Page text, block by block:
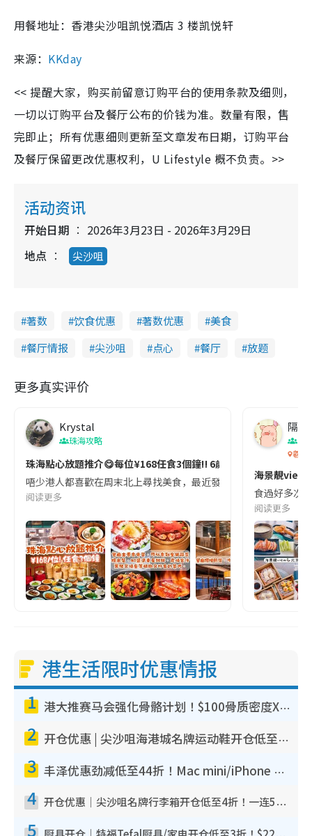
用餐地址：香港尖沙咀凯悦酒店 3 楼凯悦轩
来源： KKday
<< 提醒大家，购买前留意订购平台的使用条款及细则，
一切以订购平台及餐厅公布的价钱为准。数量有限，售
完即止；所有优惠细则更新至文章发布日期，订购平台
及餐厅保留更改优惠权利，U Lifestyle 概不负责。>>
活动资讯
开始日期
2026年3月23日 - 2026年3月29日
地点
尖沙咀
著数 饮食优惠 著数优惠
美食
餐厅情报
尖沙咀 点心 餐厅 放题
更多真实评价
Krystal
珠海攻略
珠海點心放題推介😋每位¥168任食3個鐘‼️ 6歲以下小童免費～必
唔少港人都喜歡在周末北上尋找美食，最近發現一間珠海酒店餐
阅读更多
隔籬
羲和
海景靚
食過好多次
阅读更多
港生活限时优惠情报
1 港大推赛马会强化骨骼计划！$100骨质密度X光检查 完成免费运动训练送超市礼券！附参加资格
2 开仓优惠 | 尖沙咀海港城名牌运动鞋开仓低至1折！On鞋$899起/Joy&Peace鞋履$98起
3 丰泽优惠劲减低至44折！Mac mini/iPhone 17 Pro大减价！厨房家电$220起
4 开仓优惠｜尖沙咀名牌行李箱开仓低至4折！一连5日 American Tourister/ace./Hallmark $200起
5